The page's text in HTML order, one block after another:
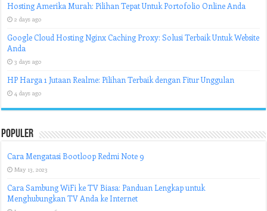
Hosting Amerika Murah: Pilihan Tepat Untuk Portofolio Online Anda
2 days ago
Google Cloud Hosting Nginx Caching Proxy: Solusi Terbaik Untuk Website
Anda
3 days ago
HP Harga 1 Jutaan Realme: Pilihan Terbaik dengan Fitur Unggulan
4 days ago
Populer
Cara Mengatasi Bootloop Redmi Note 9
May 13, 2023
Cara Sambung WiFi ke TV Biasa: Panduan Lengkap untuk
Menghubungkan TV Anda ke Internet